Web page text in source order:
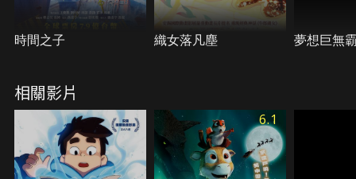
時間之子 織女落凡塵 夢想巨無
相關影片
6.1